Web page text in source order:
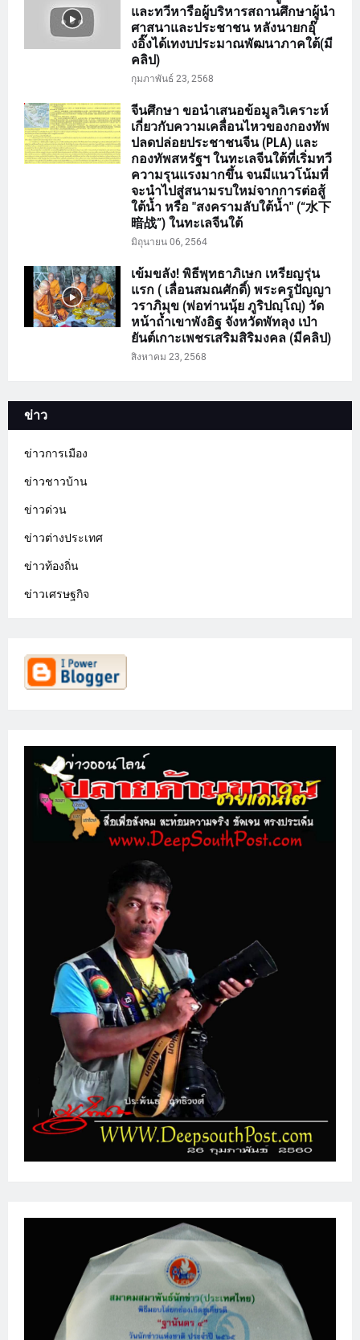
และทวีหารือผู้บริหารสถานศึกษาผู้นำ
ศาสนาและประชาชน หลังนายกอุ๊
งอิ๊งได้เทงบประมาณพัฒนาภาคใต้(มี
คลิป)
กุมภาพันธ์ 23, 2568
จีนศึกษา ขอนำเสนอข้อมูลวิเคราะห์
เกี่ยวกับความเคลื่อนไหวของกองทัพ
ปลดปล่อยประชาชนจีน (PLA) และ
กองทัพสหรัฐฯ ในทะเลจีนใต้ที่เริ่มทวี
ความรุนแรงมากขึ้น จนมีแนวโน้มที่
จะนำไปสู่สนามรบใหม่จากการต่อสู้
ใต้น้ำ หรือ "สงครามลับใต้น้ำ" (“水下
暗战”) ในทะเลจีนใต้
มิถุนายน 06, 2564
เข้มขลัง! พิธีพุทธาภิเษก เหรียญรุ่น
แรก ( เลื่อนสมณศักดิ์) พระครูปัญญา
วราภิมุข (พ่อท่านนุ้ย ภูริปญฺโญฺ) วัด
หน้าถ้ำเขาพังอิฐ จังหวัดพัทลุง เป่า
ยันต์เกาะเพชรเสริมสิริมงคล (มีคลิป)
สิงหาคม 23, 2568
ข่าว
ข่าวการเมือง
ข่าวชาวบ้าน
ข่าวด่วน
ข่าวต่างประเทศ
ข่าวท้องถิ่น
ข่าวเศรษฐกิจ